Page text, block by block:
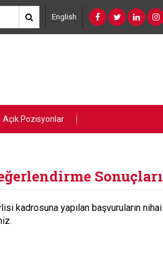
English
Açık Pozisyonlar
Sonuçları
kadrosuna yapılan başvuruların nihai